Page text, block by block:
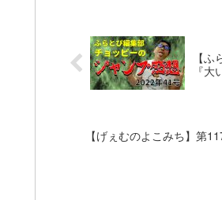
【
『大
【げぇむのよこみち】第